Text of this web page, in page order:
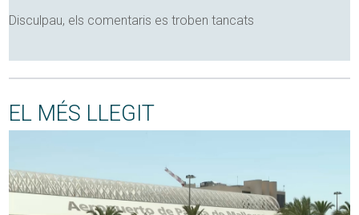
Disculpau, els comentaris es troben tancats
EL MÉS LLEGIT